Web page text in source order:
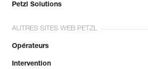
Petzl Solutions
AUTRES SITES WEB PETZL
Opérateurs
Intervention